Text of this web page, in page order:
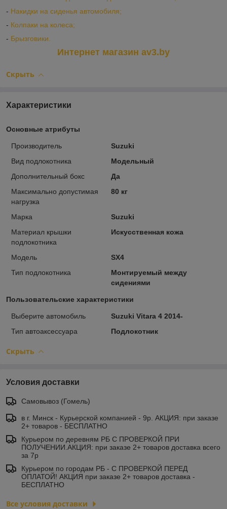
- Накидки на сиденья автомобиля;
- Колпаки на колеса;
- Брызговики.
Интернет магазин av3.by
Скрыть
Характеристики
Основные атрибуты
Производитель
Suzuki
Вид подлокотника
Модельный
Дополнительный бокс
Да
Максимально допустимая
нагрузка
80 кг
Марка
Suzuki
Материал крышки
подлокотника
Искусственная кожа
Модель
SX4
Тип подлокотника
Монтируемый между
сидениями
Пользовательские характеристики
Выберите автомобиль
Suzuki Vitara 4 2014-
Тип автоаксессуара
Подлокотник
Скрыть
Условия доставки
Самовывоз (Гомель)
в г. Минск - Курьерской компанией - 9р. АКЦИЯ: при заказе
2+ товаров - БЕСПЛАТНО
Курьером по деревням РБ С ПРОВЕРКОЙ ПРИ
ПОЛУЧЕНИИ.АКЦИЯ: при заказе 2+ товаров доставка всего
за 7р
Курьером по городам РБ - С ПРОВЕРКОЙ ПЕРЕД
ОПЛАТОЙ! АКЦИЯ при заказе 2+ товаров доставка -
БЕСПЛАТНО
Все условия доставки